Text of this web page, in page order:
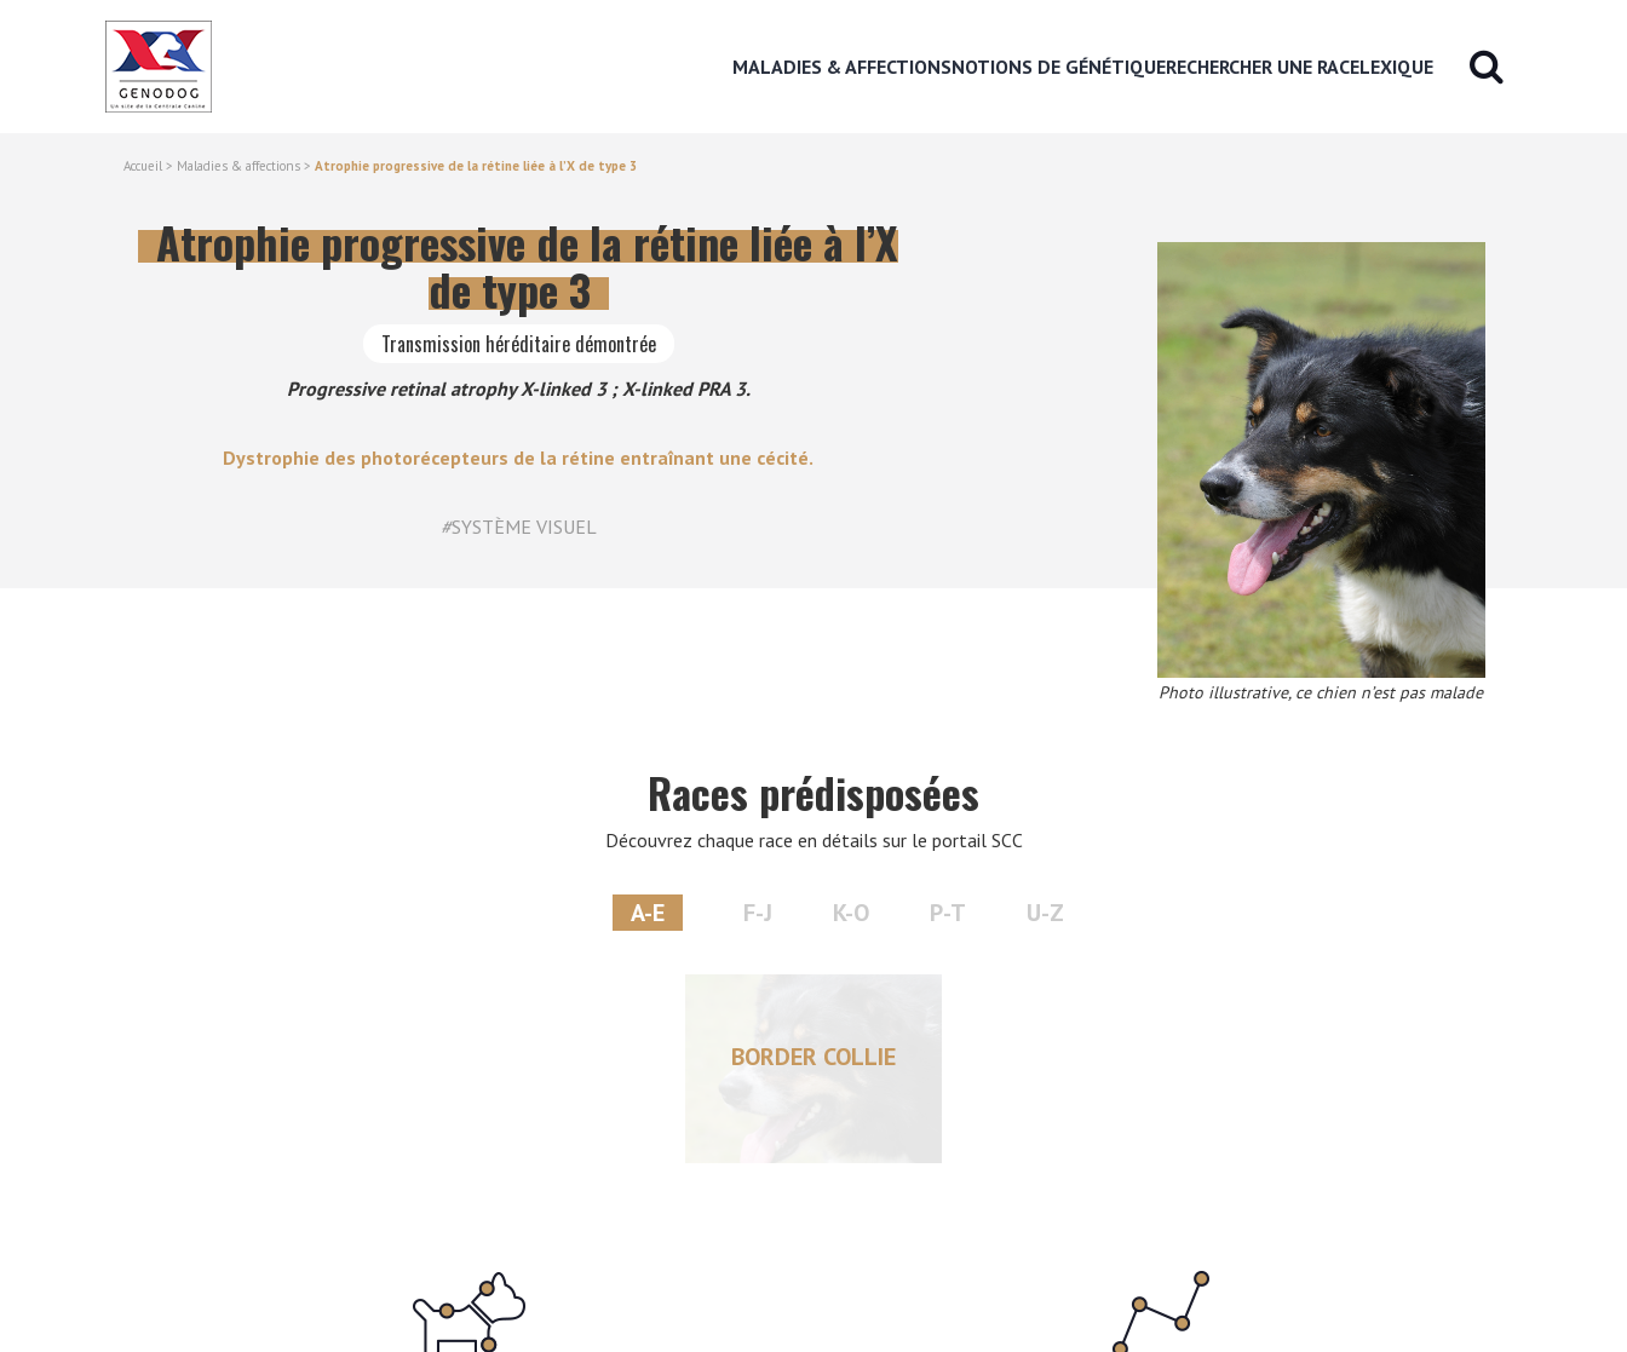
MALADIES & AFFECTIONS
NOTIONS DE GÉNÉTIQUE
RECHERCHER UNE RACE
LEXIQUE
MALADIES & AFFECTIONSNOTIONS DE GÉNÉTIQUERECHERCHER UNE RACELEXIQUE
Accueil > Maladies & affections > Atrophie progressive de la rétine liée à l’X de type 3
Atrophie progressive de la rétine liée à l’X
de type 3
Transmission héréditaire démontrée
Progressive retinal atrophy X-linked 3 ; X-linked PRA 3.
Dystrophie des photorécepteurs de la rétine entraînant une cécité.
#SYSTÈME VISUEL
Photo illustrative, ce chien n’est pas malade
Races prédisposées
Découvrez chaque race en détails sur le portail SCC
A-E F-J K-O P-T U-Z
BORDER COLLIE